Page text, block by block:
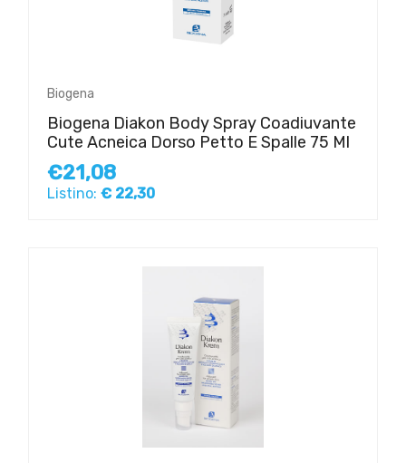
Biogena
Biogena Diakon Body Spray Coadiuvante
Cute Acneica Dorso Petto E Spalle 75 Ml
€21,08
Listino: € 22,30